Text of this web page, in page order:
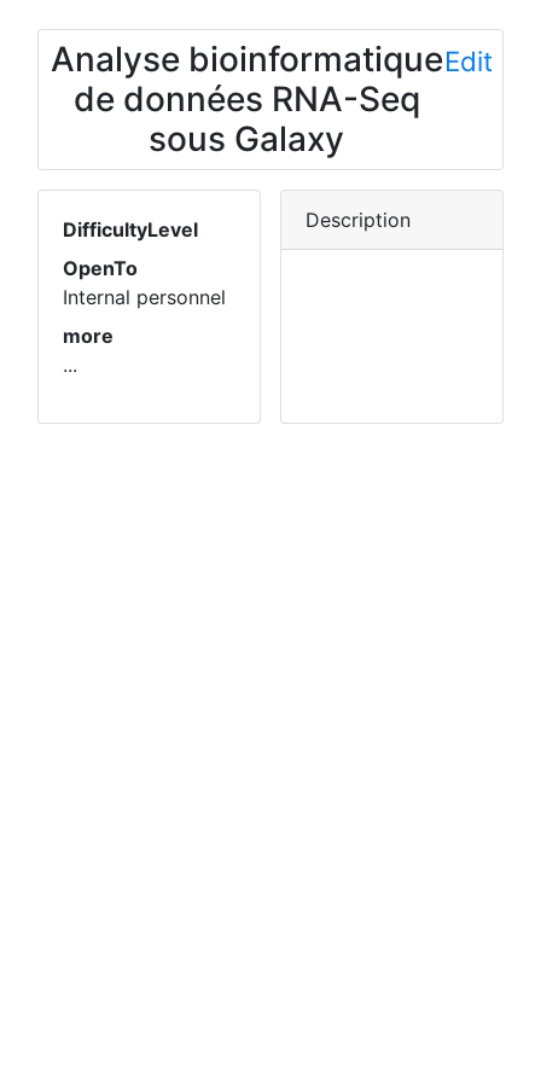
Analyse bioinformatique
de données RNA-Seq
sous Galaxy
Edit
DifficultyLevel
OpenTo
Internal personnel
more
...
Description